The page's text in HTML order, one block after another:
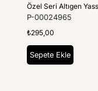
P-00024965
₺295,00
Sepete Ekle